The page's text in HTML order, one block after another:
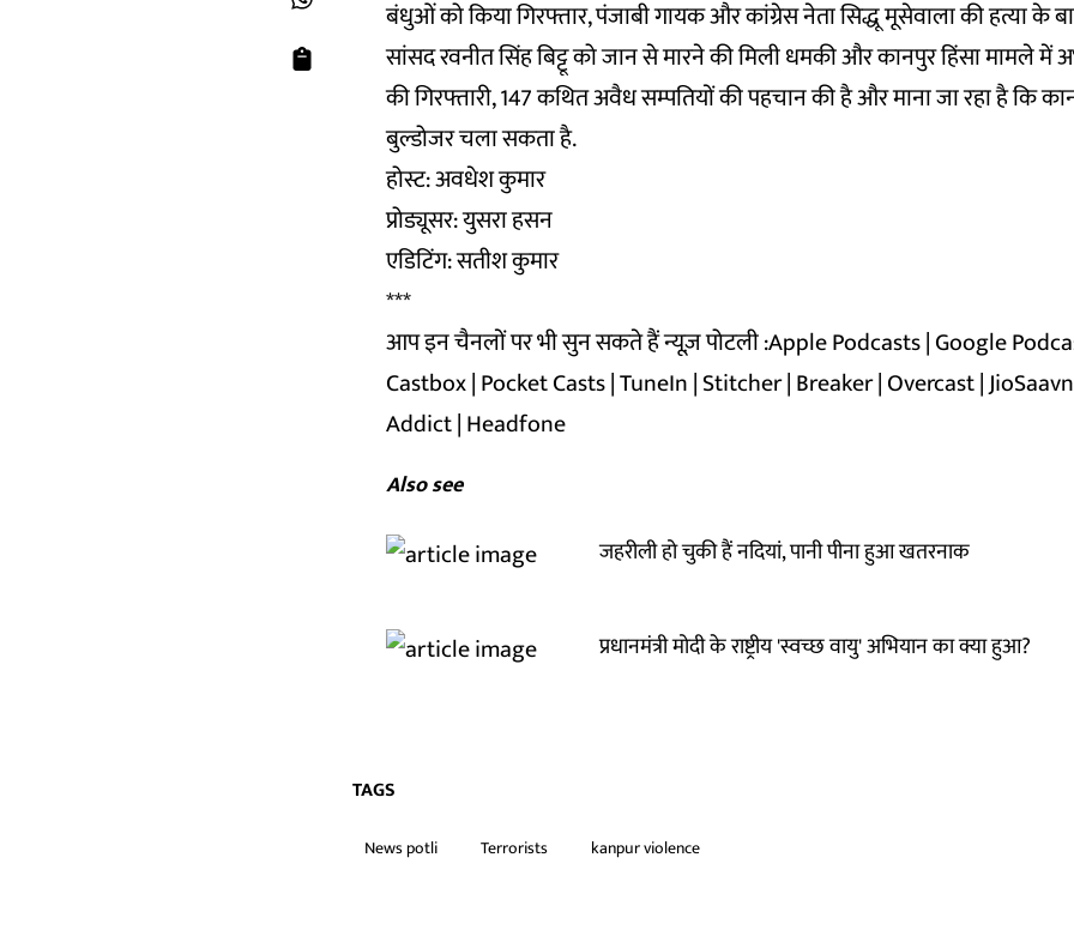
बंधुओं को किया गिरफ्तार, पंजाबी गायक और कांग्रेस नेता सिद्धू मूसेवाला की हत्या के
सांसद रवनीत सिंह बिट्टू को जान से मारने की मिली धमकी और कानपुर हिंसा मामले में
की गिरफ्तारी, 147 कथित अवैध सम्पतियों की पहचान की है और माना जा रहा है कि
बुल्डोजर चला सकता है.
होस्ट: अवधेश कुमार
प्रोड्यूसर: युसरा हसन
एडिटिंग: सतीश कुमार
***
आप इन चैनलों पर भी सुन सकते हैं न्यूज़ पोटली :Apple Podcasts|Google
Castbox|Pocket Casts|TuneIn|Stitcher|Breaker|Overcast|
Addict|Headfone
Also see
जहरीली हो चुकी हैं नदियां, पानी पीना हुआ खतरनाक
प्रधानमंत्री मोदी के राष्ट्रीय 'स्वच्छ वायु' अभियान का क्या हुआ?
TAGS
News potli Terrorists kanpur violence